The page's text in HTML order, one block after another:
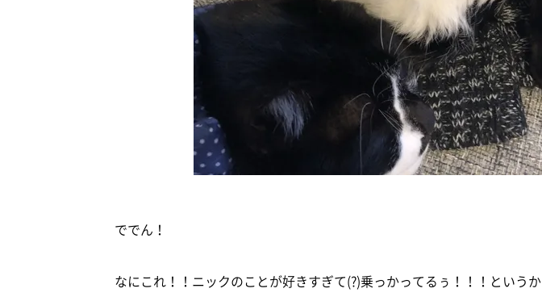
ででん！
なにこれ！！ニックのことが好きすぎて(?)乗っかってるぅ！！！というか